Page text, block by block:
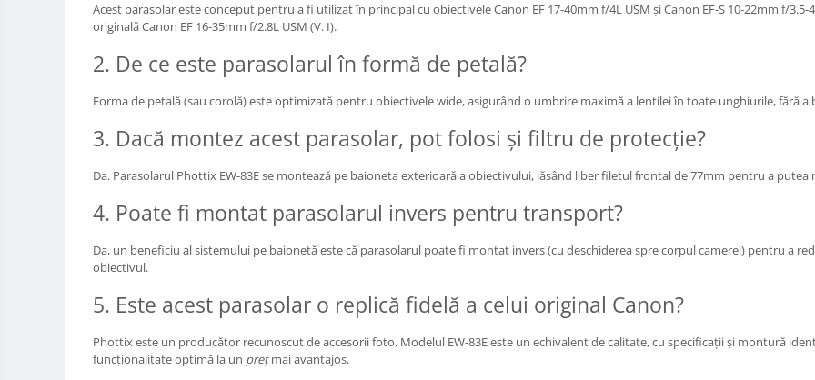
Trepiede pentru compacte /
Monopiede foto/video
Placute cap trepied
Huse trepied / stativ lumini
Blitz-uri studio
Blitz-uri mobile, cu acumulatori
Acest parasolar este conceput pentru a fi utilizat în principal cu obiectivele Canon EF 17-40mm f/4L USM și Canon EF-S 10-22mm f/
originală Canon EF 16-35mm f/2.8L USM (V. I).
2. De ce este parasolarul în formă de petală?
Forma de petală (sau corolă) este optimizată pentru obiectivele wide, asigurând o umbrire maximă a lentilei în toate unghiurile, fără a
3. Dacă montez acest parasolar, pot folosi și filtru de protecție?
Da. Parasolarul Phottix EW-83E se montează pe baioneta exterioară a obiectivului, lăsând liber filetul frontal de 77mm pentru a putea
4. Poate fi montat parasolarul invers pentru transport?
Da, un beneficiu al sistemului pe baionetă este că parasolarul poate fi montat invers (cu deschiderea spre corpul camerei) pentru a
obiectivul.
5. Este acest parasolar o replică fidelă a celui original Canon?
Phottix este un producător recunoscut de accesorii foto. Modelul EW-83E este un echivalent de calitate, cu specificații și montură
funcționalitate optimă la un prețmai avantajos.